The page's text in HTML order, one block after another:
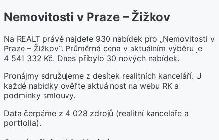
Nemovitosti v Praze – Žižkov
Na REALT právě najdete 930 nabídek pro „Nemovitosti v
Praze – Žižkov“. Průměrná cena v aktuálním výběru je
4 541 332 Kč. Dnes přibylo 30 nových nabídek.
Pronájmy sdružujeme z desítek realitních kanceláří. U
každé nabídky ověřte aktuálnost na webu RK a
podmínky smlouvy.
Data čerpáme z 4 028 zdrojů (realitní kanceláře a
portfolia).